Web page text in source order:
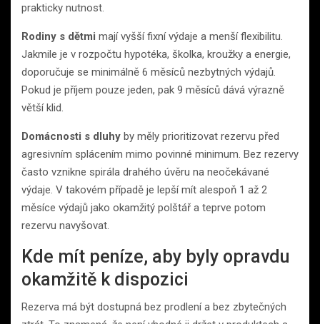
prakticky nutnost.
Rodiny s dětmi mají vyšší fixní výdaje a menší flexibilitu.
Jakmile je v rozpočtu hypotéka, školka, kroužky a energie,
doporučuje se minimálně 6 měsíců nezbytných výdajů.
Pokud je příjem pouze jeden, pak 9 měsíců dává výrazně
větší klid.
Domácnosti s dluhy by měly prioritizovat rezervu před
agresivním splácením mimo povinné minimum. Bez rezervy
často vznikne spirála drahého úvěru na neočekávané
výdaje. V takovém případě je lepší mít alespoň 1 až 2
měsíce výdajů jako okamžitý polštář a teprve potom
rezervu navyšovat.
Kde mít peníze, aby byly opravdu
okamžitě k dispozici
Rezerva má být dostupná bez prodlení a bez zbytečných